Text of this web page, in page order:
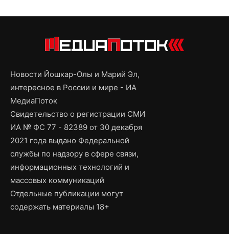
Новости Йошкар-Олы и Марий Эл,
интересное в России и мире - ИА
МедиаПоток
Свидетельство о регистрации СМИ
ИА № ФС 77 - 82389 от 30 декабря
2021 года выдано Федеральной
службы по надзору в сфере связи,
информационных технологий и
массовых коммуникаций
Отдельные публикации могут
содержать материалы 18+